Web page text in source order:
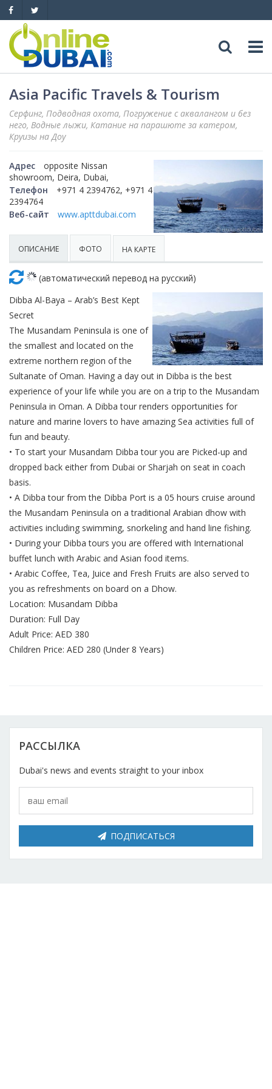
Досуг
Обзоры
Бары
Ночные клубы
Активный отдых
Галереи искусств
Адреса
Медицина
Образование
Магазины
Красота
Спорт и фитнес
Школы танцев
Автомобили
Продажа
Аренда
Автосервис, услуги
Школы вождения
Яхты
Продажа
Чартер
Услуги
Финансы
Бизнес услуги
Услуги для офиса
Телекоммуникации
IT и интернет
Реклама и PR
Поиск работы
Бытовые услуги
Организация мероприятий
Косметический ремонт
Прокат
Автомобили
Недвижимость
Продают
Сдают на длительный срок
Сдают на короткий срок
Проекты недвижимости
Обзоры и документы
Asia Pacific Travels & Tourism
Серфинг, Подводная охота, Погружение с аквалангом и без
него, Водные лыжи, Катание на парашюте за катером,
Круизы на Доу
Адрес
opposite Nissan
showroom, Deira, Dubai,
Телефон
+971 4 2394762, +971 4
2394764
Веб-сайт
www.apttdubai.com
ОПИСАНИЕ ФОТО НА КАРТЕ
(автоматический перевод на русский)
Dibba Al-Baya – Arab’s Best Kept
Secret
The Musandam Peninsula is one of
the smallest and located on the
extreme northern region of the
Sultanate of Oman. Having a day out in Dibba is the best
experience of your life while you are on a trip to the Musandam
Peninsula in Oman. A Dibba tour renders opportunities for
nature and marine lovers to have amazing Sea activities full of
fun and beauty.
• To start your Musandam Dibba tour you are Picked-up and
dropped back either from Dubai or Sharjah on seat in coach
basis.
• A Dibba tour from the Dibba Port is a 05 hours cruise around
the Musandam Peninsula on a traditional Arabian dhow with
activities including swimming, snorkeling and hand line fishing.
• During your Dibba tours you are offered with International
buffet lunch with Arabic and Asian food items.
• Arabic Coffee, Tea, Juice and Fresh Fruits are also served to
you as refreshments on board on a Dhow.
Location: Musandam Dibba
Duration: Full Day
Adult Price: AED 380
Children Price: AED 280 (Under 8 Years)
РАССЫЛКА
Dubai's news and events straight to your inbox
ПОДПИСАТЬСЯ